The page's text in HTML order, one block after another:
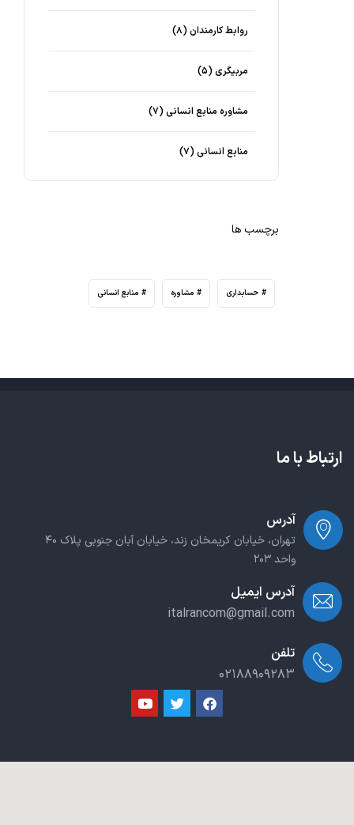
روابط کارمندان(۸)
مربیگری(۵)
مشاوره منابع انسانی(۷)
منابع انسانی(۷)
برچسب ها
حسابداری مشاوره منابع انسانی
ارتباط با ما
آدرس
تهران، خیابان کریمخان زند، خیابان آبان جنوبی پلاک ۴۰
واحد ۲۰۳
آدرس ایمیل
italrancom@gmail.com
تلفن
۰۲۱۸۸۹۰۹۲۸۳